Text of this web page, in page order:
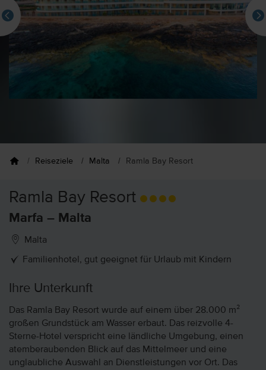
Reiseziele Malta Ramla Bay Resort
Ramla Bay Resort
Marfa – Malta
Malta
Familienhotel, gut geeignet für Urlaub mit Kindern
Ihre Unterkunft
Das Ramla Bay Resort wurde auf einem über 28.000 m²
großen Grundstück am Wasser erbaut. Das reizvolle 4-
Sterne-Hotel verspricht eine ländliche Umgebung, einen
atemberaubenden Blick auf das Mittelmeer und eine
unglaubliche Auswahl an Dienstleistungen vor Ort. Das